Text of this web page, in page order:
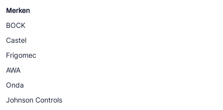
Merken
BOCK
Castel
Frigomec
AWA
Onda
Johnson Controls